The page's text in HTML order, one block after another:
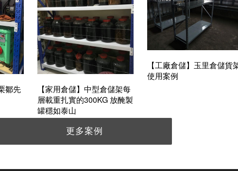
鄒先
【家用倉儲】中型倉儲架每
層載重扎實的300KG 放醃製
罐穩如泰山
【工廠倉儲】玉里倉儲貨
使用案例
更多案例